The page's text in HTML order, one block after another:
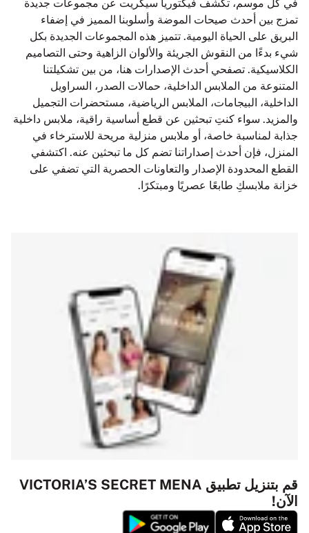
في كل موسم، تكشف فيكتوريا سيكريت عن مجموعات جديدة
تمزج بين أحدث صيحات الموضة وأسلوبنا المميز في إضفاء
البريق على الحياة اليومية. تتميز هذه المجموعات الجديدة بكل
شيء بدءًا من النقوش الجريئة والألوان الزاهية وحتى التصاميم
الكلاسيكية. تصفحي أحدث الإصدارات هنا، من بين تشكيلتنا
المتنوعة من الملابس الداخلية، حمالات الصدر، السراويل
الداخلية، البيجامات، الملابس الرياضية، مستحضرات التجميل
والمزيد. سواء كنتِ تبحثين عن قطع أساسية راقية، ملابس داخلية
جذابة لمناسبة خاصة، أو ملابس منزلية مريحة للاسترخاء في
المنزل، فإن أحدث إصداراتنا تضم كل ما تبحثين عنه. اكتشفي
القطع المحدودة الإصدار والتعاونات الحصرية التي تضفي على
خزانة ملابسكِ طابعًا عصريًا ومبتكرًا.
قم بتنزيل تطبيق VICTORIA’S SECRET MENA
الآن!